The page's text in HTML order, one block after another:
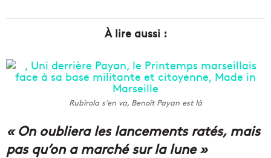
À lire aussi :
Rubirola s’en va, Benoît Payan est là
« On oubliera les lancements ratés, mais
pas qu’on a marché sur la lune »